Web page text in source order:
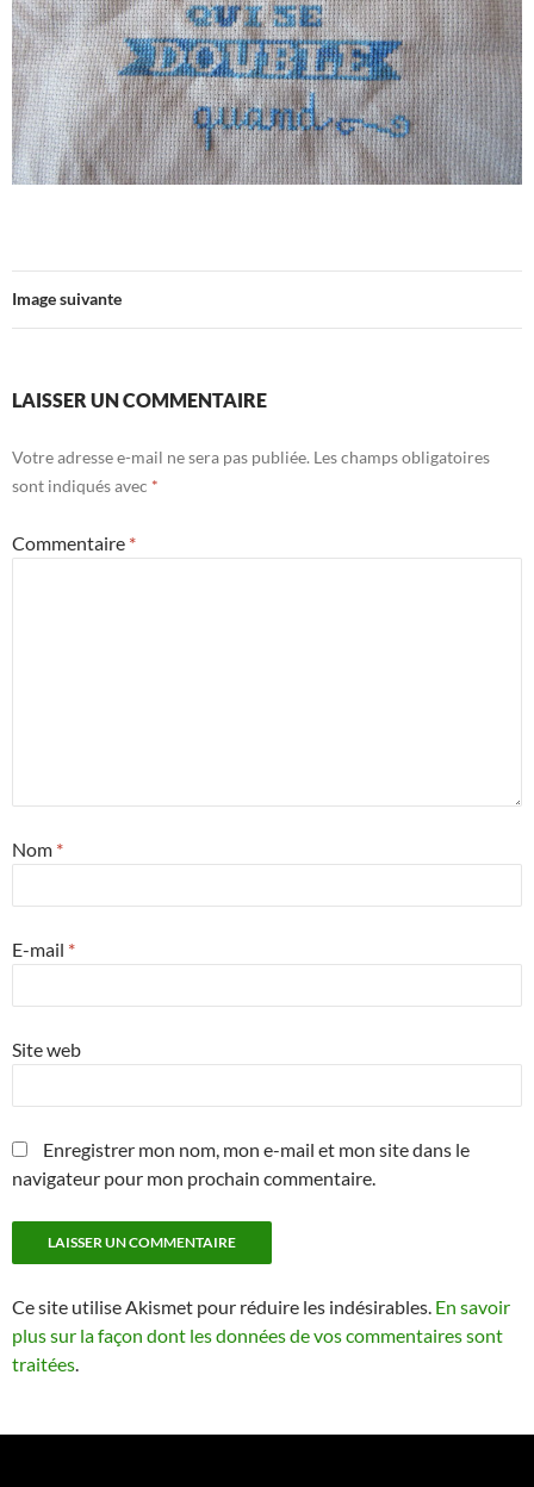
Image suivante
LAISSER UN COMMENTAIRE
Votre adresse e-mail ne sera pas publiée. Les champs obligatoires
sont indiqués avec *
Commentaire *
Nom *
E-mail *
Site web
Enregistrer mon nom, mon e-mail et mon site dans le
navigateur pour mon prochain commentaire.
Ce site utilise Akismet pour réduire les indésirables. En savoir
plus sur la façon dont les données de vos commentaires sont
traitées.